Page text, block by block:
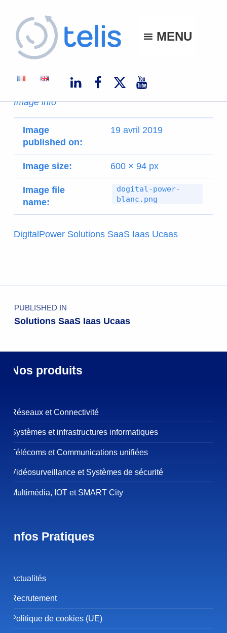
MENU
Image info
Image
published on:
19 avril 2019
Image size: 600 × 94 px
Image file
name:
dogital-power-
blanc.png
DigitalPower Solutions SaaS Iaas Ucaas
PUBLISHED IN
Solutions SaaS Iaas Ucaas
Nos produits
Réseaux et Connectivité
Systèmes et infrastructures informatiques
Télécoms et Communications unifiées
Vidéosurveillance et Systèmes de sécurité
Multimédia, IOT et SMART City
Infos Pratiques
Actualités
Recrutement
Politique de cookies (UE)